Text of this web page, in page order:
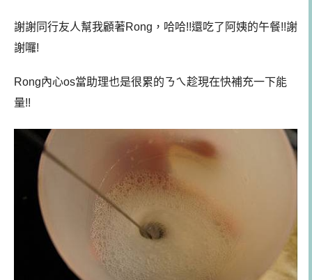
謝謝同行友人幫我顧著Rong，哈哈!!還吃了阿姨的午餐!!謝
謝囉!
Rong內心os當助理也是很累的ㄋㄟ趁現在快補充一下能
量!!